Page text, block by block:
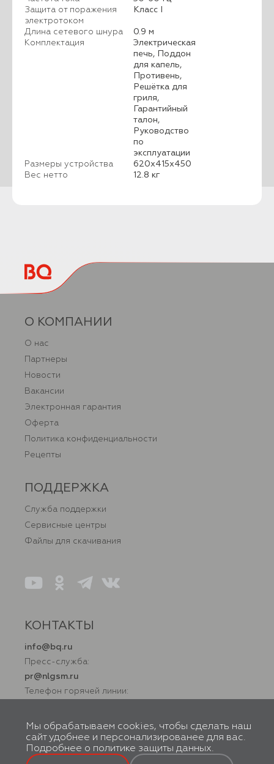
Защита от поражения
электротоком
Класс I
Длина сетевого шнура
0.9 м
Комплектация
Электрическая
печь, Поддон
для капель,
Противень,
Решётка для
гриля,
Гарантийный
талон,
Руководство
по
эксплуатации
Размеры устройства
620x415x450
Вес нетто
12.8 кг
© BQ, 2026. Все права защищены. Правообладатель товарного знака
ООО «Новая Линия». 119602, г. Москва, вн. тер. г. Муниципальный
округ Тропарево-Никулино, ул. Академика Анохина, д. 38, к. 1, помещ.
О КОМПАНИИ
О нас
Партнеры
Новости
Вакансии
Электронная гарантия
Оферта
Политика конфиденциальности
Рецепты
ПОДДЕРЖКА
Служба поддержки
Сервисные центры
Файлы для скачивания
КОНТАКТЫ
info@bq.ru
Пресс-служба:
pr@nlgsm.ru
Телефон горячей линии:
Мы обрабатываем cookies, чтобы сделать наш
сайт удобнее и персонализированее для вас.
Подробнее о политике защиты данных.